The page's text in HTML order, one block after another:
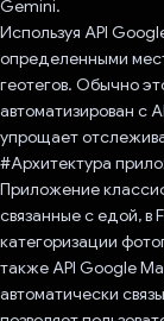
Gemini.
Используя API
определенными
геотегов. Обычно
автоматизирован с
упрощает
#Архитектура
Приложение
связанные с едой, в
категоризации
также API Google
автоматически